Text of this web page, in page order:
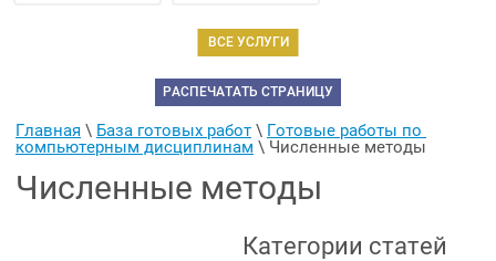
ВСЕ УСЛУГИ
РАСПЕЧАТАТЬ СТРАНИЦУ
Главная \ База готовых работ \ Готовые работы по
компьютерным дисциплинам \ Численные методы
Численные методы
Категории статей